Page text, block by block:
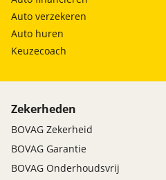
Auto verzekeren
Auto huren
Keuzecoach
Zekerheden
BOVAG Zekerheid
BOVAG Garantie
BOVAG Onderhoudsvrij